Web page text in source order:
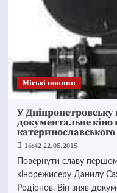
Mіські новини
У Дніпропетровську
документальне
16:42 22.05.2015
Повернути славу
кінорежисеру Данилу
Родіонов. Він зняв